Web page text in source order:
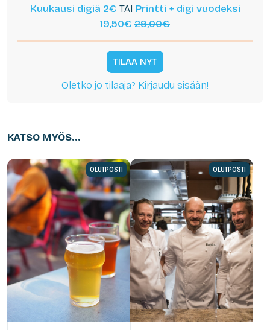
Kuukausi digiä 2€ TAI Printti + digi vuodeksi
19,50€ 29,00€
TILAA NYT
Oletko jo tilaaja? Kirjaudu sisään!
KATSO MYÖS...
OLUTPOSTI OLUTPOSTI